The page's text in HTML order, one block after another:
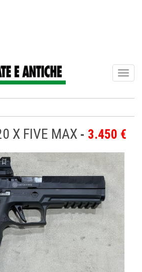
X FIVE MAX 3.450 €